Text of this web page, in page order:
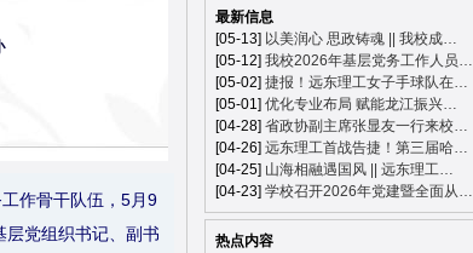
作骨干队伍，5月9
层党组织书记、副书
最新信息
[05-13] 以美润心 思政铸魂 || 我校成…
[05-12] 我校2026年基层党务工作人员…
[05-02] 捷报！远东理工女子手球队在…
[05-01] 优化专业布局 赋能龙江振兴…
[04-28] 省政协副主席张显友一行来校…
[04-26] 远东理工首战告捷！第三届哈…
[04-25] 山海相融遇国风 || 远东理工…
[04-23] 学校召开2026年党建暨全面从…
热点内容